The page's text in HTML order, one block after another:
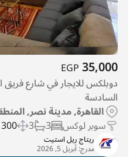
35,000
EGP
دوبلكس للايجار في شارع فريق
السادسة
القاهرة, مدينة نصر,
سوبر لوكس 3
3
300 m
ريتاج ريل استيت
مدرج:أبريل 5, 2026